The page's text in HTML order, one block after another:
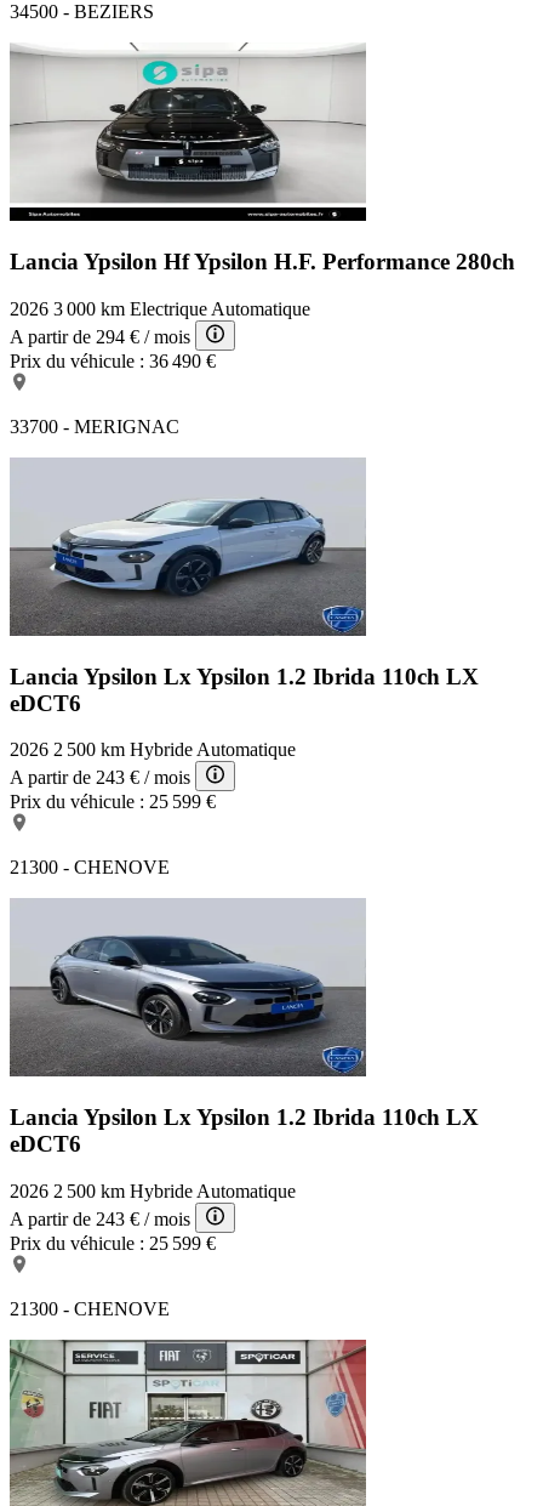
34500 - BEZIERS
Lancia Ypsilon HfYpsilon H.F. Performance 280ch
2026 3 000 km Electrique Automatique
A partir de 294 € / mois
Prix du véhicule : 36 490 €
33700 - MERIGNAC
Lancia Ypsilon Lx Ypsilon 1.2 Ibrida 110ch LX
eDCT6
2026 2 500 km Hybride Automatique
A partir de 243 € / mois
Prix du véhicule : 25 599 €
21300 - CHENOVE
Lancia Ypsilon Lx Ypsilon 1.2 Ibrida 110ch LX
eDCT6
2026 2 500 km Hybride Automatique
A partir de 243 € / mois
Prix du véhicule : 25 599 €
21300 - CHENOVE